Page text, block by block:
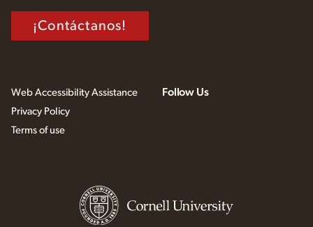
¡Contáctanos!
Web Accessibility Assistance
Privacy Policy
Terms of use
Follow Us